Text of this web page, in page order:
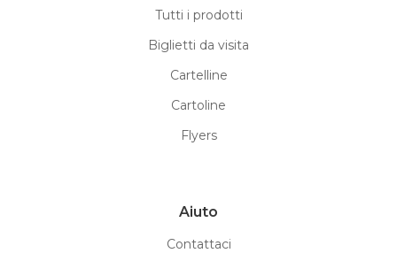
Tutti i prodotti
Biglietti da visita
Cartelline
Cartoline
Flyers
Aiuto
Contattaci